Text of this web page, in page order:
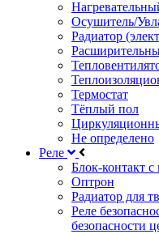
Осушитель/
Радиатор
Термостат
Тёплый пол
Не определено
Реле
Блок-контакт
Оптрон
Радиатор для
Реле
безопасности